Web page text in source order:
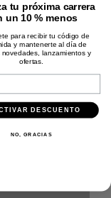
tu próxima carrera
un 10 % menos
para recibir tu código de
y mantenerte al día de
novedades, lanzamientos y
ofertas.
DESCUENTO
NO, GRACIAS